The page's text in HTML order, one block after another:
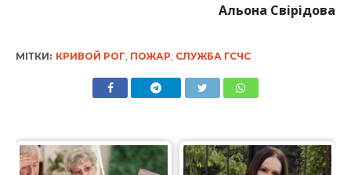
Альона Свірідова
МІТКИ: КРИВОЙ РОГ ПОЖАР СЛУЖБА ГСЧС